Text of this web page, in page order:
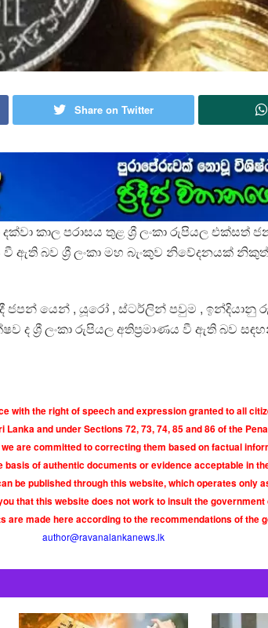
Share on Twitter
දක්වා කාල පරාසය තුළ ශ්‍රී ලංකා රුපියල එක්සත්
වී ඇති බව ශ්‍රී ලංකා මහ බැංකුව නිවේදනයක්
ජපන් යෙන් , යූරෝ , ස්ටර්ලින් පවුම , ඉන්දියානු
ද ශ්‍රී ලංකා රුපියල අතිප්‍රමාණය වී ඇති බව
with the right of speech and expression granted to all
and under Sections 72, 73, 74, 85 and 86 of the
are committed to correcting them based on factual
basis of authentic documents or evidence acceptable in
be published through this website, which operates only
that this website does not work to insult the
are made here according to the recommendations of the
author@ravanalankanews.lk